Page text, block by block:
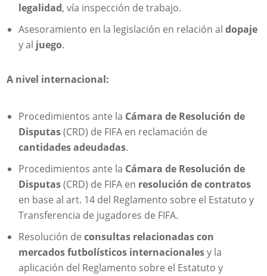
legalidad, vía inspección de trabajo.
Asesoramiento en la legislación en relación aldopaje
y al juego.
A nivel internacional:
Procedimientos ante la Cámara de Resolución de
Disputas(CRD) de FIFA en reclamación de
cantidades adeudadas.
Procedimientos ante la Cámara de Resolución de
Disputas(CRD) de FIFA en resolución de contratos
en base al art. 14 del Reglamento sobre el Estatuto y
Transferencia de jugadores de FIFA.
Resolución deconsultas relacionadas con
mercados futbolísticos internacionalesy la
aplicación del Reglamento sobre el Estatuto y